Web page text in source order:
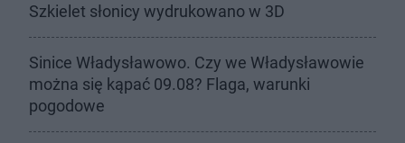
Szkielet słonicy wydrukowano w 3D
Sinice Władysławowo. Czy we Władysławowie
można się kąpać 09.08? Flaga, warunki
pogodowe